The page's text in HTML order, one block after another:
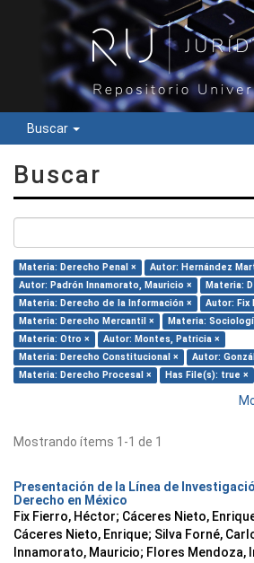
Buscar
Buscar
Materia: Derecho Penal ×
Autor: Hernández
Autor: Padrón Innamorato, Mauricio ×
Materia:
Materia: Derecho de la Información ×
Autor: Fix
Materia: Derecho Mercantil ×
Materia:
Materia: Otro ×
Autor: Montes, Patricia ×
Materia: Derecho Constitucional ×
Autor:
Materia: Derecho Procesal ×
Has File(s): true ×
Mostrando ítems 1-1 de 1
Presentación de la Línea de
Derecho en México
Fix Fierro, Héctor; Cáceres Nieto,
Cáceres Nieto, Enrique; Silva Forné,
Innamorato, Mauricio; Flores Mendoza,